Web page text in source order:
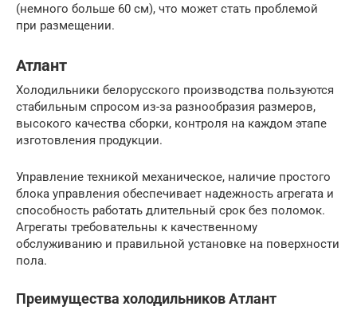
(немного больше 60 см), что может стать проблемой
при размещении.
Атлант
Холодильники белорусского производства пользуются
стабильным спросом из-за разнообразия размеров,
высокого качества сборки, контроля на каждом этапе
изготовления продукции.
Управление техникой механическое, наличие простого
блока управления обеспечивает надежность агрегата и
способность работать длительный срок без поломок.
Агрегаты требовательны к качественному
обслуживанию и правильной установке на поверхности
пола.
Преимущества холодильников Атлант